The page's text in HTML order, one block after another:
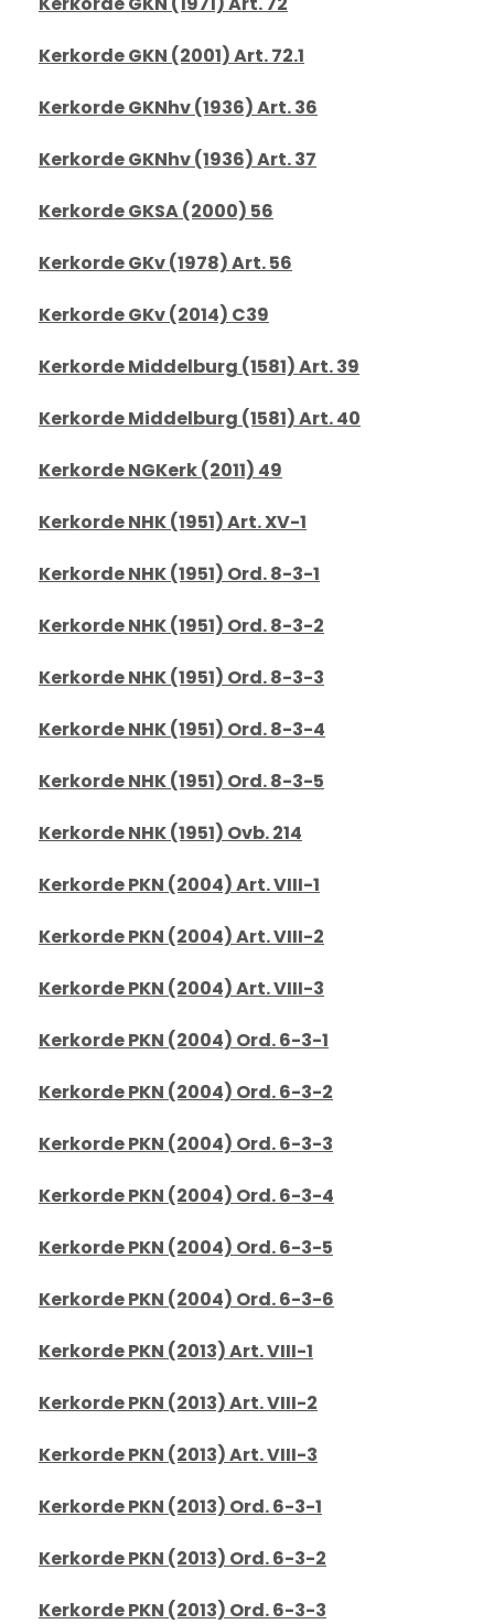
Kerkorde GKN (2001) Art. 72.1
Kerkorde GKNhv (1936) Art. 36
Kerkorde GKNhv (1936) Art. 37
Kerkorde GKSA (2000) 56
Kerkorde GKv (1978) Art. 56
Kerkorde GKv (2014) C39
Kerkorde Middelburg (1581) Art. 39
Kerkorde Middelburg (1581) Art. 40
Kerkorde NGKerk (2011) 49
Kerkorde NHK (1951) Art. XV-1
Kerkorde NHK (1951) Ord. 8-3-1
Kerkorde NHK (1951) Ord. 8-3-2
Kerkorde NHK (1951) Ord. 8-3-3
Kerkorde NHK (1951) Ord. 8-3-4
Kerkorde NHK (1951) Ord. 8-3-5
Kerkorde NHK (1951) Ovb. 214
Kerkorde PKN (2004) Art. VIII-1
Kerkorde PKN (2004) Art. VIII-2
Kerkorde PKN (2004) Art. VIII-3
Kerkorde PKN (2004) Ord. 6-3-1
Kerkorde PKN (2004) Ord. 6-3-2
Kerkorde PKN (2004) Ord. 6-3-3
Kerkorde PKN (2004) Ord. 6-3-4
Kerkorde PKN (2004) Ord. 6-3-5
Kerkorde PKN (2004) Ord. 6-3-6
Kerkorde PKN (2013) Art. VIII-1
Kerkorde PKN (2013) Art. VIII-2
Kerkorde PKN (2013) Art. VIII-3
Kerkorde PKN (2013) Ord. 6-3-1
Kerkorde PKN (2013) Ord. 6-3-2
Kerkorde PKN (2013) Ord. 6-3-3